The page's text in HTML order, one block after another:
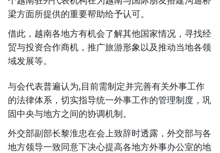
梁方面所提供的重要帮助给予认可。
借此，越南各地方有机会了解其他国家情况，寻找经
贸与投资合作商机，推广旅游形象以及推动当地各领
域发展等。
与会代表普遍认为,目前需制定并完善有关外事工作
的法律体系，切实指导统一外事工作的管理制度，巩
固中央与地方之间的协调机制。
外交部副部长黎淮忠在会上致辞时透露，外交部与各
地方领导一致同意下决心提高各地方外事办公室的地